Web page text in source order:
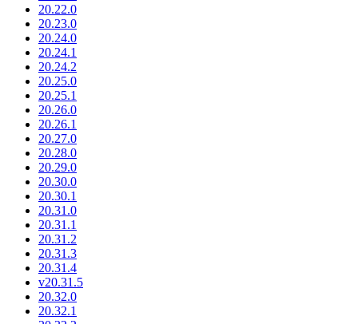
20.22.0
20.23.0
20.24.0
20.24.1
20.24.2
20.25.0
20.25.1
20.26.0
20.26.1
20.27.0
20.28.0
20.29.0
20.30.0
20.30.1
20.31.0
20.31.1
20.31.2
20.31.3
20.31.4
v20.31.5
20.32.0
20.32.1